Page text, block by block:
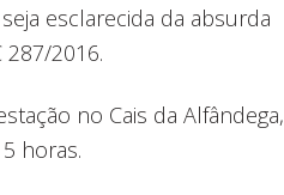
esclarecida da absurda
2016.
no Cais da Alfândega,
horas.